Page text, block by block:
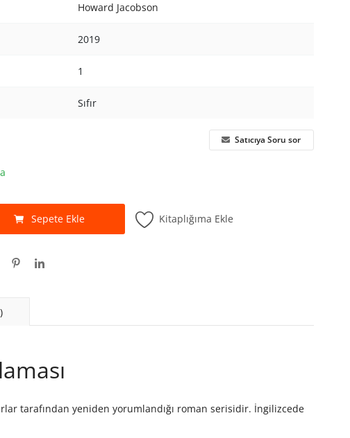
Howard Jacobson
2019
1
Sıfır
Satıcıya Soru sor
Sepete Ekle Kitaplığıma Ekle
tarafından yeniden yorumlandığı roman serisidir. İngilizcede